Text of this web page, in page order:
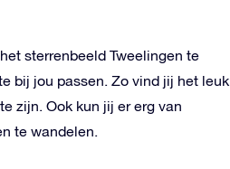
sterrenbeeld Tweelingen te
bij jou passen. Zo vind jij het leuk
zijn. Ook kun jij er erg van
te wandelen.